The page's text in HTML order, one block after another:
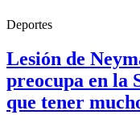
Deportes
Lesión de
preocupa en la
que tener